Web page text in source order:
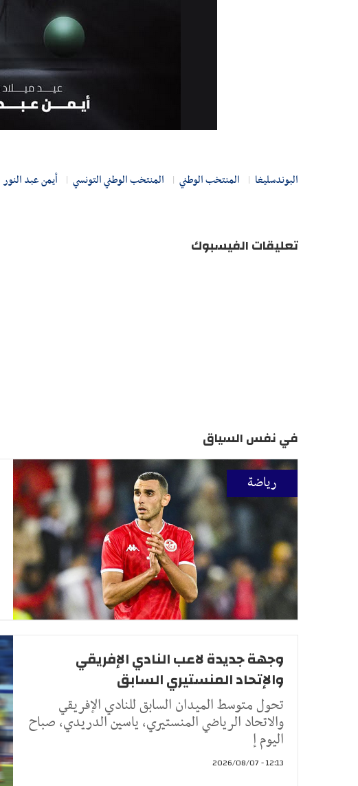
البوندسليغا المنتخب الوطني المنتخب الوطني التونسي أيمن عبد النور
تعليقات الفيسبوك
في نفس السياق
رياضة
وجهة جديدة لاعب النادي الإفريقي
والإتحاد المنستيري السابق
تحول متوسط الميدان السابق للنادي الإفريقي
والاتحاد الرياضي المنستيري، ياسين الدريدي، صباح
اليوم إ
12:13 - 2026/08/07